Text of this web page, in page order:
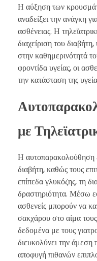
Η αύξηση των
αναδείξει την ανάγκη
ασθένειας. Η
διαχείριση του
στην καθημερινότητά
φροντίδα υγείας, οι
την κατάσταση της
με
Η αυτοπαρακολούθηση
διαβήτη, καθώς τους
επίπεδα γλυκόζης, τη
δραστηριότητα. Μέσω
ασθενείς μπορούν να
σακχάρου στο αίμα
δεδομένα με τους
διευκολύνει την άμεση
αποφυγή πιθανών